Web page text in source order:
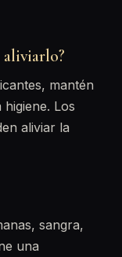
aliviarlo?
mantén
Los
aliviar la
sangra,
una